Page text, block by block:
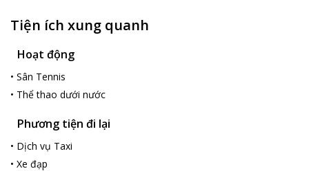
gồm có Bảo tàng cổ vật cung đình Huế, Chợ Đông Ba và Nhà
km, và chỗ nghỉ cung cấp dịch vụ đưa đón sân bay với một
khoản phụ phí.
Tiện ích xung quanh
Hoạt động
• Sân Tennis
• Thể thao dưới nước
Phương tiện đi lại
• Dịch vụ Taxi
• Xe đạp